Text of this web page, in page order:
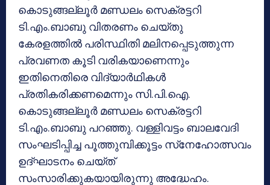
കൊടുങ്ങല്ലൂര്‍ മണ്ഡലം സെക്രട്ടറി
ടി.എം.ബാബു വിതരണം ചെയ്തു
കേരളത്തില്‍ പരിസ്ഥിതി മലിനപ്പെടുത്തുന്ന
പ്രവണത കൂടി വരികയാണെന്നും
ഇതിനെതിരെ വിദ്യാര്‍ഥികള്‍
പ്രതികരിക്കണമെന്നും സി.പി.ഐ.
കൊടുങ്ങല്ലൂര്‍ മണ്ഡലം സെക്രട്ടറി
ടി.എം.ബാബു പറഞ്ഞു. വള്ളിവട്ടം ബാലവേദി
സംഘടിപ്പിച്ച പൂത്തുമ്പിക്കൂട്ടം സ്‌നേഹോത്സവം
ഉദ്ഘാടനം ചെയ്ത്
സംസാരിക്കുകയായിരുന്നു അദ്ധേഹം.